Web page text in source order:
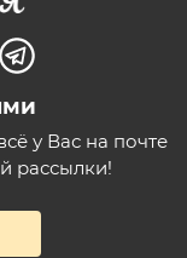
у Вас на почте
рассылки!